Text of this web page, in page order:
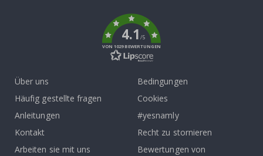
4.1/5
VON 1029 BEWERTUNGEN
Über uns
Häufig gestellte fragen
Anleitungen
Kontakt
Arbeiten sie mit uns
Bedingungen
Cookies
#yesnamly
Recht zu stornieren
Bewertungen von